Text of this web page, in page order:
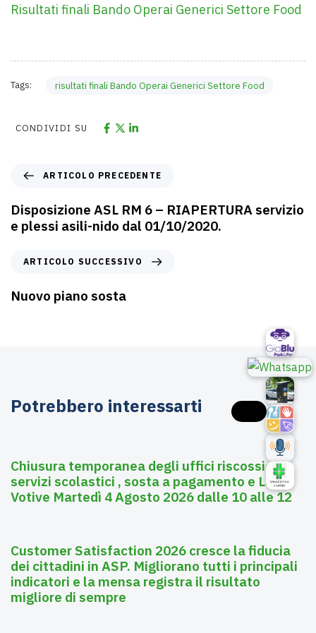
Risultati finali Bando Operai Generici Settore Food
Tags: risultati finali Bando Operai Generici Settore Food
CONDIVIDI SU
ARTICOLO PRECEDENTE
Disposizione ASL RM 6 – RIAPERTURA servizio
e plessi asili-nido dal 01/10/2020.
ARTICOLO SUCCESSIVO
Nuovo piano sosta
Potrebbero interessarti
Chiusura temporanea degli uffici riscossione
servizi scolastici , sosta a pagamento e Luci
Votive Martedì 4 Agosto 2026 dalle 10 alle 12
Customer Satisfaction 2026 cresce la fiducia
dei cittadini in ASP. Migliorano tutti i principali
indicatori e la mensa registra il risultato
migliore di sempre